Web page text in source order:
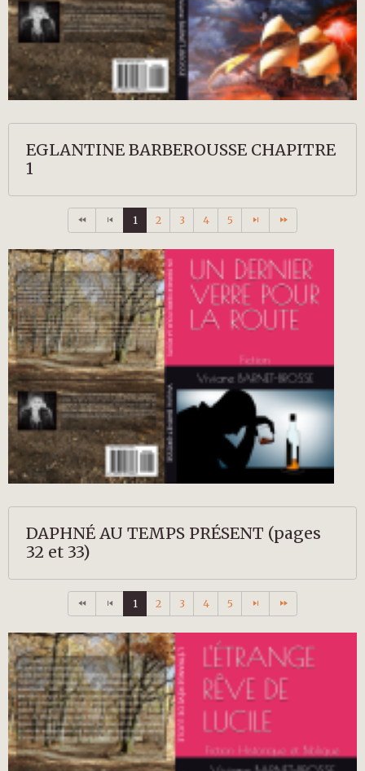
EGLANTINE BARBEROUSSE CHAPITRE
1
1 2 3 4 5
DAPHNÉ AU TEMPS PRÉSENT (pages
32 et 33)
1 2 3 4 5